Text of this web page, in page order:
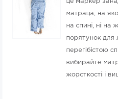
це маркер
матраца, на
на спині, ні на
порятунок для
перегібістою
вибирайте
жорсткості і